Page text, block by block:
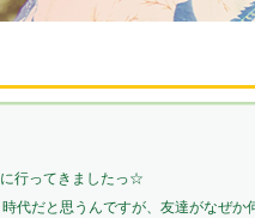
行ってきましたっ☆
代だと思うんですが、友達がなぜか